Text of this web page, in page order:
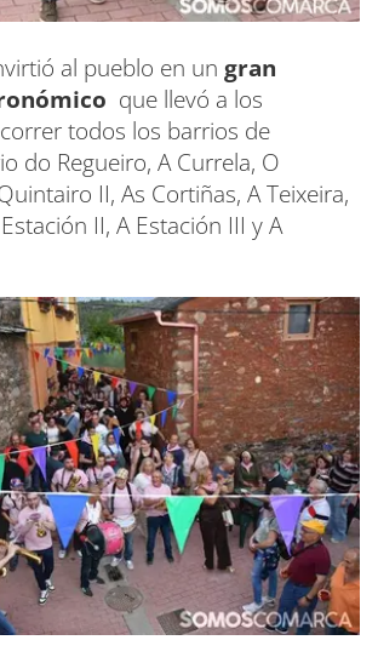
al pueblo en un gran
que llevó a los
todos los barrios de
do Regueiro, A Currela, O
II, As Cortiñas, A Teixeira,
II, A Estación III y A